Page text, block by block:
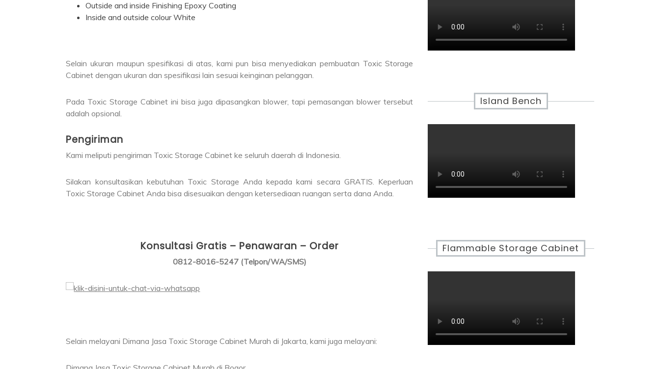
Outside and inside Finishing Epoxy Coating
Inside and outside colour White
Selain ukuran maupun spesifikasi di atas, kami pun bisa menyediakan pembuatan Toxic Storage
Cabinet dengan ukuran dan spesifikasi lain sesuai keinginan pelanggan.
Pada Toxic Storage Cabinet ini bisa juga dipasangkan blower, tapi pemasangan blower tersebut
adalah opsional.
Pengiriman
Kami meliputi pengiriman Toxic Storage Cabinet ke seluruh daerah di Indonesia.
Silakan konsultasikan kebutuhan Toxic Storage Anda kepada kami secara GRATIS. Keperluan
Toxic Storage Cabinet Anda bisa disesuaikan dengan ketersediaan ruangan serta dana Anda.
Konsultasi Gratis – Penawaran – Order
0812-8016-5247 (Telpon/WA/SMS)
Selain melayani Dimana Jasa Toxic Storage Cabinet Murah di Jakarta, kami juga melayani:
Island Bench
Flammable Storage Cabinet